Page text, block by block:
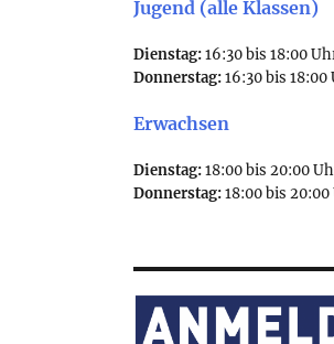
Jugend (alle Klassen)
Dienstag:16:30 bis 18:00
Donnerstag:16:30 bis 18:00
Erwachsen
Dienstag:18:00 bis 20:00
Donnerstag:18:00 bis 20:00